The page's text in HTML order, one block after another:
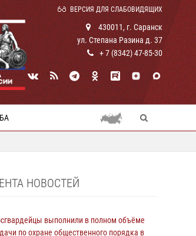
ВЕРСИЯ ДЛЯ СЛАБОВИДЯЩИХ
430011, г. Саранск
ул. Степана Разина д. 37
+ 7 (8342) 47-85-30
НОВОСТЕЙ
выполнили в полном объёме
по охране общественного порядка в